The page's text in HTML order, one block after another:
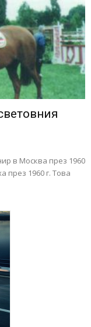
в Москва през 1960
през 1960 г. Това